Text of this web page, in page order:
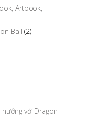
Artbook,
Ball (2)
với Dragon